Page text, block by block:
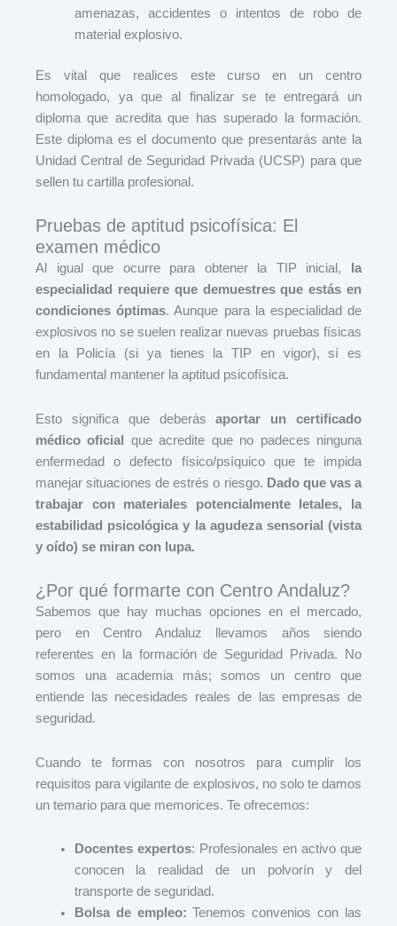
amenazas, accidentes o intentos de robo de
material explosivo.
Es vital que realices este curso en un centro
homologado, ya que al finalizar se te entregará un
diploma que acredita que has superado la formación.
Este diploma es el documento que presentarás ante la
Unidad Central de Seguridad Privada (UCSP) para que
sellen tu cartilla profesional.
Pruebas de aptitud psicofísica: El
examen médico
Al igual que ocurre para obtener la TIP inicial,
la
especialidad requiere que demuestres que estás en
condiciones óptimas. Aunque para la especialidad de
explosivos no se suelen realizar nuevas pruebas físicas
en la Policía (si ya tienes la TIP en vigor), sí es
fundamental mantener la aptitud psicofísica.
Esto significa que deberásaportar un certificado
médico oficial que acredite que no padeces ninguna
enfermedad o defecto físico/psíquico que te impida
manejar situaciones de estrés o riesgo. Dado que vas a
trabajar con materiales potencialmente letales, la
estabilidad psicológica y la agudeza sensorial (vista
y oído) se miran con lupa.
¿Por qué formarte con Centro Andaluz?
Sabemos que hay muchas opciones en el mercado,
pero en Centro Andaluz llevamos años siendo
referentes en la formación de Seguridad Privada. No
somos una academia más; somos un centro que
entiende las necesidades reales de las empresas de
seguridad.
Cuando te formas con nosotros para cumplir los
requisitos para vigilante de explosivos, no solo te damos
un temario para que memorices. Te ofrecemos:
Docentes expertos: Profesionales en activo que
conocen la realidad de un polvorín y del
transporte de seguridad.
Bolsa de empleo: Tenemos convenios con las